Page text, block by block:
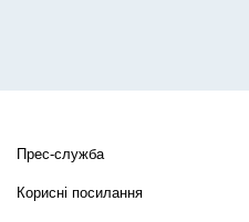
Прес-служба
Корисні посилання